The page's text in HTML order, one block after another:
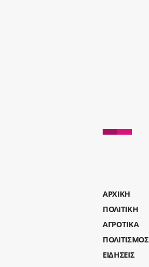
AΡΧΙΚΗ
ΠΟΛΙΤΙΚΗ
ΑΓΡΟΤΙΚΑ
ΠΟΛΙΤΙΣΜΟΣ
ΕΙΔΗΣΕΙΣ